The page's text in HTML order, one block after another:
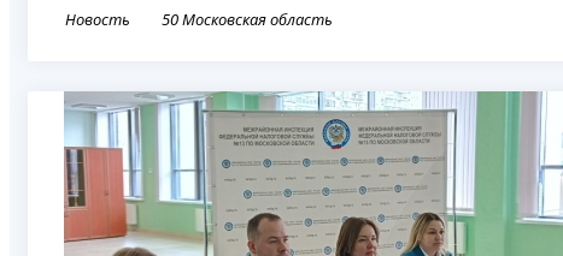
Новость 50 Московская область